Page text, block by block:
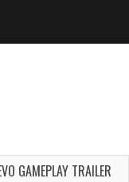
GAMEPLAY TRAILER